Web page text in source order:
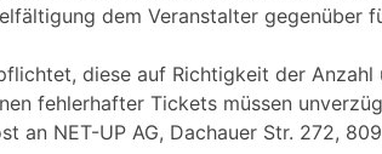
dem Veranstalter gegenüber
diese auf Richtigkeit der Anzahl
fehlerhafter Tickets müssen
NET-UP AG, Dachauer Str. 272,